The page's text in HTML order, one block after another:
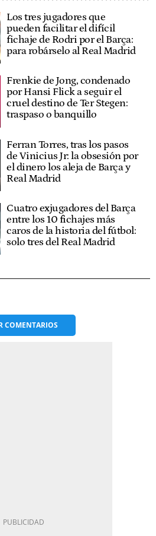
Los tres jugadores que
pueden facilitar el difícil
fichaje de Rodri por el Barça:
para robárselo al Real Madrid
Frenkie de Jong, condenado
por Hansi Flick a seguir el
cruel destino de Ter Stegen:
traspaso o banquillo
Ferran Torres, tras los pasos
de Vinicius Jr: la obsesión por
el dinero los aleja de Barça y
Real Madrid
Cuatro exjugadores del Barça
entre los 10 fichajes más
caros de la historia del fútbol:
solo tres del Real Madrid
COMENTARIOS